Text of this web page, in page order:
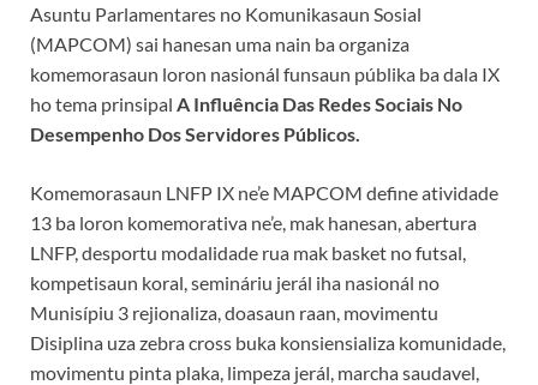
Asuntu Parlamentares no Komunikasaun Sosial
(MAPCOM) sai hanesan uma nain ba organiza
komemorasaun loron nasionál funsaun públika ba dala IX
ho tema prinsipal A Influência Das Redes Sociais No
Desempenho Dos Servidores Públicos.
Komemorasaun LNFP IX ne’e MAPCOM define atividade
13 ba loron komemorativa ne’e, mak hanesan, abertura
LNFP, desportu modalidade rua mak basket no futsal,
kompetisaun koral, semináriu jerál iha nasionál no
Munisípiu 3 rejionaliza, doasaun raan, movimentu
Disiplina uza zebra cross buka konsiensializa komunidade,
movimentu pinta plaka, limpeza jerál, marcha saudavel,